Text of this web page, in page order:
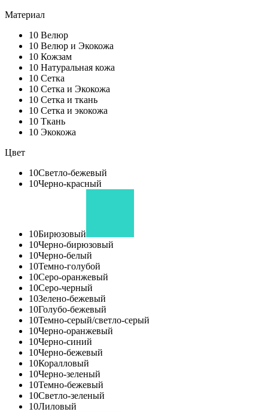
Материал
10 Велюр
10 Велюр и Экокожа
10 Кожзам
10 Натуральная кожа
10 Сетка
10 Сетка и Экокожа
10 Сетка и ткань
10 Сетка и экокожа
10 Ткань
10 Экокожа
Цвет
10Светло-бежевый
10Черно-красный
10Бирюзовый
10Черно-бирюзовый
10Черно-белый
10Темно-голубой
10Серо-оранжевый
10Серо-черный
10Зелено-бежевый
10Голубо-бежевый
10Темно-серый/светло-серый
10Черно-оранжевый
10Черно-синий
10Черно-бежевый
10Коралловый
10Черно-зеленый
10Темно-бежевый
10Светло-зеленый
10Лиловый